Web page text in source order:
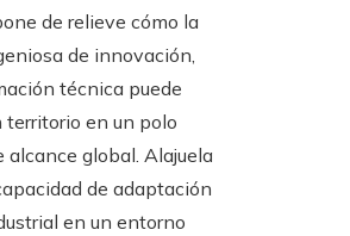
de relieve cómo la
de innovación,
técnica puede
territorio en un polo
global. Alajuela
de adaptación
en un entorno